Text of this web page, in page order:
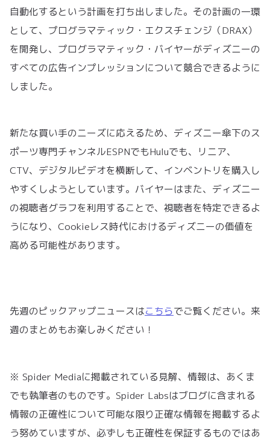
自動化するという計画を打ち出しました。その計画の一環
として、プログラマティック・エクスチェンジ（DRAX）
を開発し、プログラマティック・バイヤーがディズニーの
すべての広告インプレッションについて競合できるように
しました。
新たな買い手のニーズに応えるため、ディズニー傘下のス
ポーツ専門チャンネルESPNでもHuluでも、リニア、
CTV、デジタルビデオを横断して、インベントリを購入し
やすくしようとしています。バイヤーはまた、ディズニー
の視聴者グラフを利用することで、視聴者を特定できるよ
うになり、Cookieレス時代におけるディズニーの価値を
高める可能性があります。
先週のピックアップニュースはこちらでご覧ください。来
週のまとめもお楽しみください！
※ Spider Mediaに掲載されている見解、情報は、あくま
でも執筆者のものです。Spider Labsはブログに含まれる
情報の正確性について可能な限り正確な情報を掲載するよ
う努めていますが、必ずしも正確性を保証するものではあ